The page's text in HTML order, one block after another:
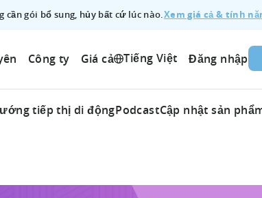
gói bổ sung, hủy bất cứ lúc nào.Xem giá cả & tính
Công ty Giá cả Tiếng Việt Đăng nhập
tiếp thị di độngPodcastCập nhật sản